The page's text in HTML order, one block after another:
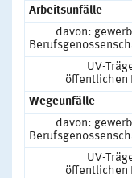
Arbeitsunfälle
davon:
UV-
öffentlichen
Wegeunfälle
davon:
UV-
öffentlichen